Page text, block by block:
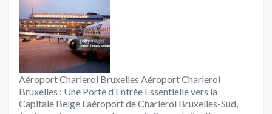
Aéroport Charleroi Bruxelles Aéroport Charleroi
Bruxelles : Une Porte d’Entrée Essentielle vers la
Capitale Belge L’aéroport de Charleroi Bruxelles-Sud,